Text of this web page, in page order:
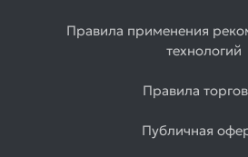
Правила применения
технологий
Правила
Публичная